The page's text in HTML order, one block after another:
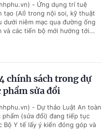
- Ứng dụng trí tuệ
tạo (AI) trong nội soi, kỹ thuật
dưới niêm mạc qua đường ống
và các tiến bộ mới hướng tới...
chính sách trong dự
sửa đổi
- Dự thảo Luật An toàn
phẩm (sửa đổi) đang tiếp tục
Bộ Y tế lấy ý kiến đóng góp và